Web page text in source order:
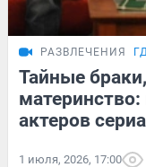
РАЗВЛЕЧЕНИЯ
Тайные
актеров
1 июля, 2026, 17:00